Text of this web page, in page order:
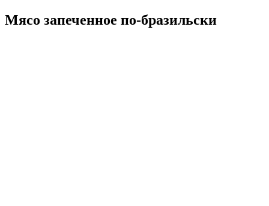
Мясо запеченное по-бразильски